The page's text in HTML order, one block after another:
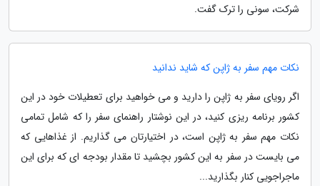
شرکت، سونی را ترک گفت.
نکات مهم سفر به ژاپن که شاید ندانید
اگر رویای سفر به ژاپن را دارید و می خواهید برای تعطیلات خود در این
کشور برنامه ریزی کنید، در این نوشتار راهنمای سفر را که شامل تمامی
نکات مهم سفر به ژاپن است، در اختیارتان می گذاریم. از غذاهایی که
می بایست در سفر به این کشور بچشید تا مقدار بودجه ای که برای این
ماجراجویی کنار بگذارید...